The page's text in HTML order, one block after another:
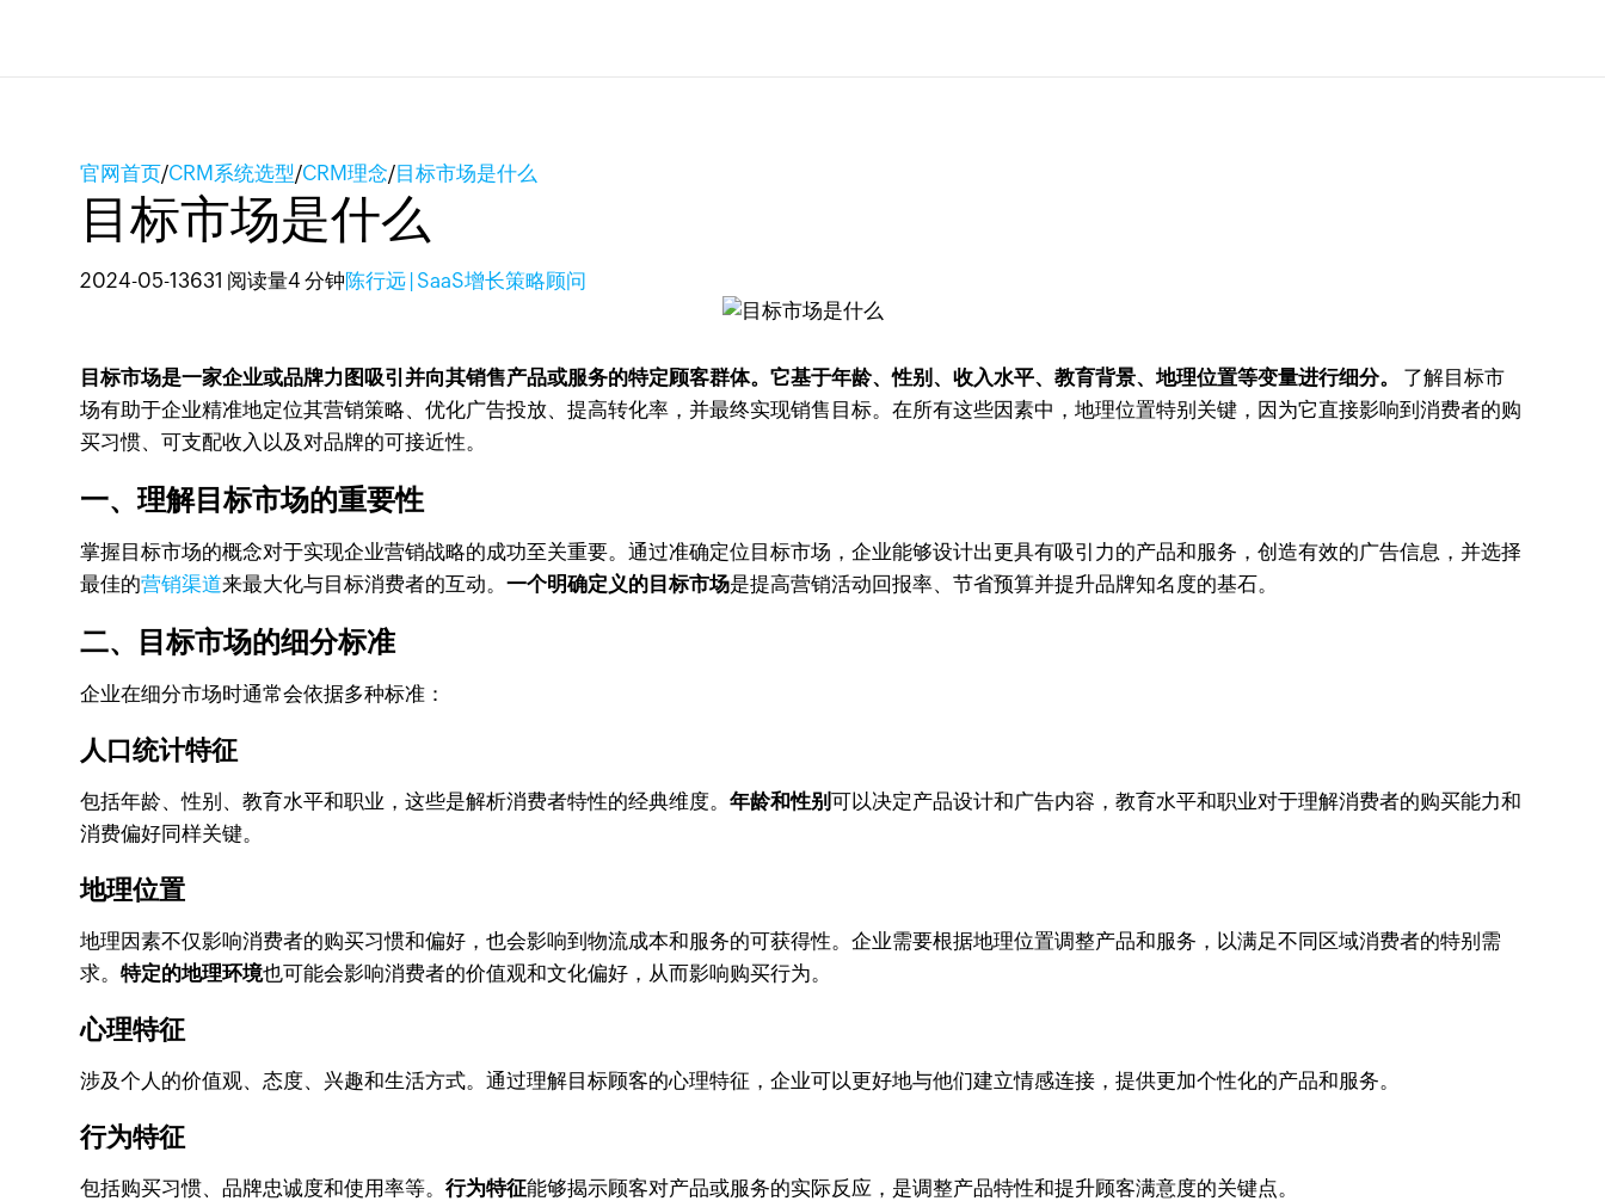
官网首页/CRM系统选型/CRM理念/目标市场是什么
目标市场是什么
2024-05-13631 阅读量4 分钟陈行远 | SaaS增长策略顾问
目标市场是一家企业或品牌力图吸引并向其销售产品或服务的特定顾客群体。它基于年龄、性别、收入水平、教育背景、地理位置等变量进行细分。
了解目标市
场有助于企业精准地定位其营销策略、优化广告投放、提高转化率，并最终实现销售目标。在所有这些因素中，地理位置特别关键，因为它直接影响到消费者的购
买习惯、可支配收入以及对品牌的可接近性。
一、理解目标市场的重要性
掌握目标市场的概念对于实现企业营销战略的成功至关重要。通过准确定位目标市场，企业能够设计出更具有吸引力的产品和服务，创造有效的广告信息，并选择
最佳的营销渠道来最大化与目标消费者的互动。一个明确定义的目标市场是提高营销活动回报率、节省预算并提升品牌知名度的基石。
二、目标市场的细分标准
企业在细分市场时通常会依据多种标准：
人口统计特征
包括年龄、性别、教育水平和职业，这些是解析消费者特性的经典维度。年龄和性别可以决定产品设计和广告内容，教育水平和职业对于理解消费者的购买能力和
消费偏好同样关键。
地理位置
地理因素不仅影响消费者的购买习惯和偏好，也会影响到物流成本和服务的可获得性。企业需要根据地理位置调整产品和服务，以满足不同区域消费者的特别需
求。特定的地理环境也可能会影响消费者的价值观和文化偏好，从而影响购买行为。
心理特征
涉及个人的价值观、态度、兴趣和生活方式。通过理解目标顾客的心理特征，企业可以更好地与他们建立情感连接，提供更加个性化的产品和服务。
行为特征
包括购买习惯、品牌忠诚度和使用率等。行为特征能够揭示顾客对产品或服务的实际反应，是调整产品特性和提升顾客满意度的关键点。